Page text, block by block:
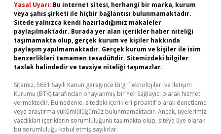
Yasal Uyarı: Bu internet sitesi, herhangi bir marka, kurum
veya şahıs şirketi ile hiçbir bağlantısı bulunmamaktadır.
Sitede yalnızca kendi hazırladığımız makaleler
paylaşılmaktadır. Burada yer alan içerikler haber niteliği
taşımamakta olup, gerçek kurum ve kişiler hakkında
paylaşım yapılmamaktadır. Gerçek kurum ve kişiler ile isim
benzerlikleri tamamen tesadüfidir. Sitemizdeki bilgiler
taslak halindedir ve tavsiye niteliği taşımazlar.
Sitemiz, 5651 Sayılı Kanun gereğince Bilgi Teknolojileri ve İletişim
Kurumu (BTK) tarafından onaylanmış bir Yer Sağlayıcı olarak hizmet
vermektedir. Bu nedenle, sitedeki içerikleri proaktif olarak denetleme
veya araştırma yükümlülüğümüz bulunmamaktadır. Ancak, üyelerimiz
yazdıkları içeriklerin sorumluluğunu taşımakta olup, siteye üye olarak
bu sorumluluğu kabul etmiş sayılırlar.